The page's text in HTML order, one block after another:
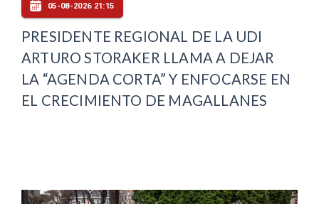
05-08-2026 21:15
PRESIDENTE REGIONAL DE LA UDI
ARTURO STORAKER LLAMA A DEJAR
LA “AGENDA CORTA” Y ENFOCARSE EN
EL CRECIMIENTO DE MAGALLANES